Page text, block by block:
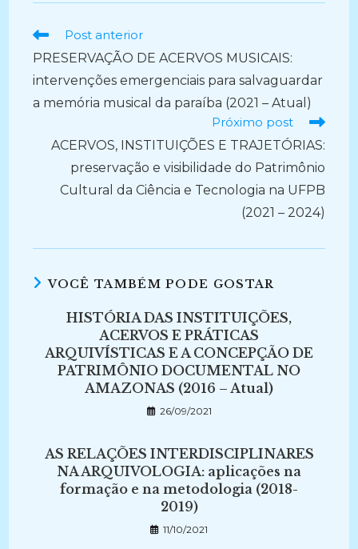
Ler
artigos
Post anterior
PRESERVAÇÃO DE ACERVOS MUSICAIS:
intervenções emergenciais para salvaguardar
a memória musical da paraíba (2021 – Atual)
Próximo post
ACERVOS, INSTITUIÇÕES E TRAJETÓRIAS:
preservação e visibilidade do Patrimônio
Cultural da Ciência e Tecnologia na UFPB
(2021 – 2024)
VOCÊ TAMBÉM PODE GOSTAR
HISTÓRIA DAS INSTITUIÇÕES,
ACERVOS E PRÁTICAS
ARQUIVÍSTICAS E A CONCEPÇÃO DE
PATRIMÔNIO DOCUMENTAL NO
AMAZONAS (2016 – Atual)
26/09/2021
AS RELAÇÕES INTERDISCIPLINARES
NA ARQUIVOLOGIA: aplicações na
formação e na metodologia (2018-
2019)
11/10/2021